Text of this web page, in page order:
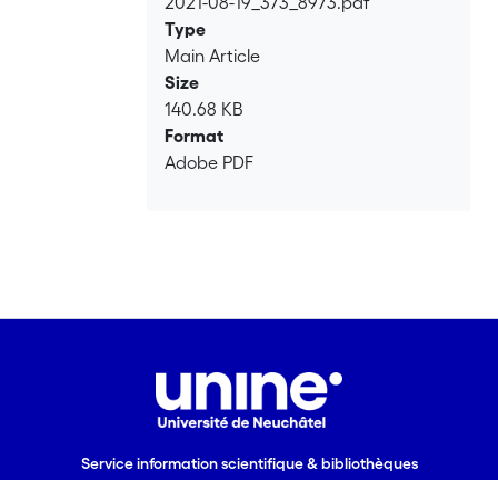
Loading...
Type
Main Article
Size
140.68 KB
Format
Adobe PDF
Service information scientifique & bibliothèques